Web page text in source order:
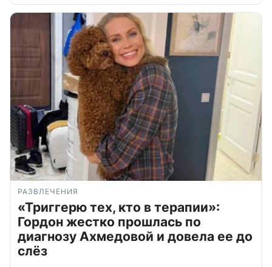
РАЗВЛЕЧЕНИЯ
«Триггерю тех, кто в терапии»:
Гордон жестко прошлась по
диагнозу Ахмедовой и довела ее до
слёз